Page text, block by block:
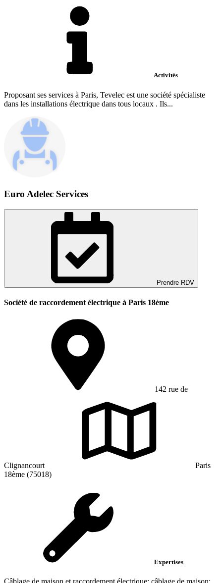
Activités
Proposant ses services à Paris, Tevelec est une société spécialiste
dans les installations électrique dans tous locaux . Ils...
Euro Adelec Services
Prendre RDV
Société de raccordement électrique à Paris 18ème
142 rue de
Clignancourt
Paris
18ème (75018)
Expertises